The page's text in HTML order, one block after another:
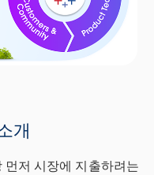
개
먼저 시장에 지출하려는